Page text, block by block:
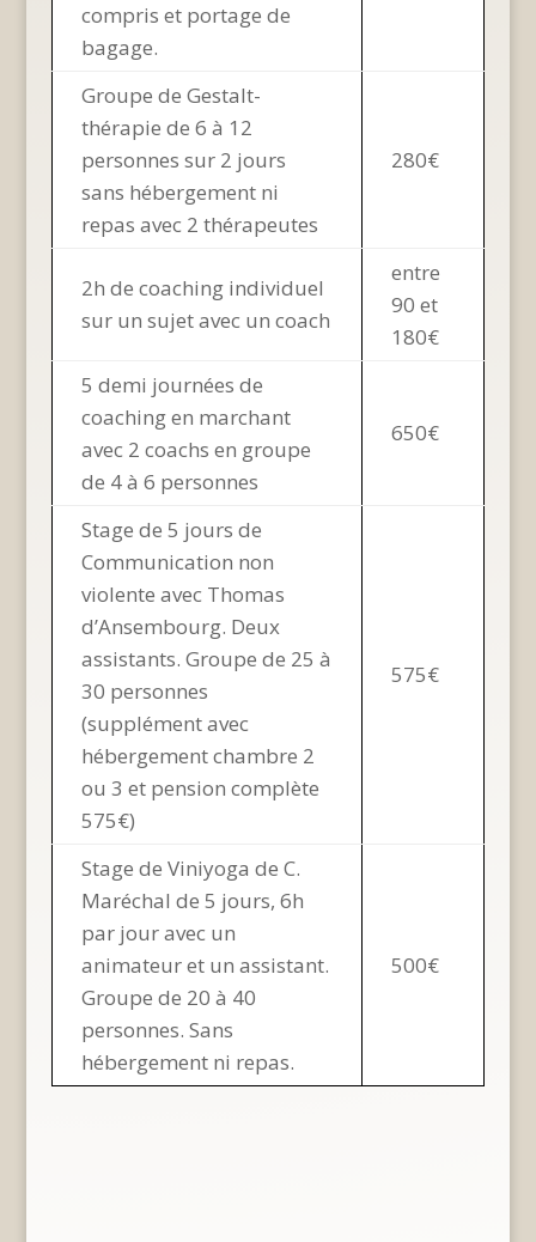
compris et portage de
bagage.
Groupe de Gestalt-
thérapie de 6 à 12
personnes sur 2 jours
sans hébergement ni
repas avec 2 thérapeutes
280€
2h de coaching individuel
sur un sujet avec un coach
entre
90 et
180€
5 demi journées de
coaching en marchant
avec 2 coachs en groupe
de 4 à 6 personnes
650€
Stage de 5 jours de
Communication non
violente avec Thomas
d’Ansembourg. Deux
assistants. Groupe de 25 à
30 personnes
(supplément avec
hébergement chambre 2
ou 3 et pension complète
575€)
575€
Stage de Viniyoga de C.
Maréchal de 5 jours, 6h
par jour avec un
animateur et un assistant.
Groupe de 20 à 40
personnes. Sans
hébergement ni repas.
500€